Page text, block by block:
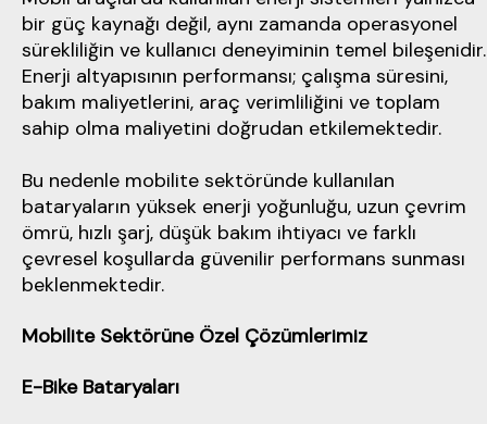
bir güç kaynağı değil, aynı zamanda operasyonel
sürekliliğin ve kullanıcı deneyiminin temel bileşenidir.
Enerji altyapısının performansı; çalışma süresini,
bakım maliyetlerini, araç verimliliğini ve toplam
sahip olma maliyetini doğrudan etkilemektedir.
Bu nedenle mobilite sektöründe kullanılan
bataryaların yüksek enerji yoğunluğu, uzun çevrim
ömrü, hızlı şarj, düşük bakım ihtiyacı ve farklı
çevresel koşullarda güvenilir performans sunması
beklenmektedir.
Mobilite Sektörüne Özel Çözümlerimiz
E-Bike Bataryaları